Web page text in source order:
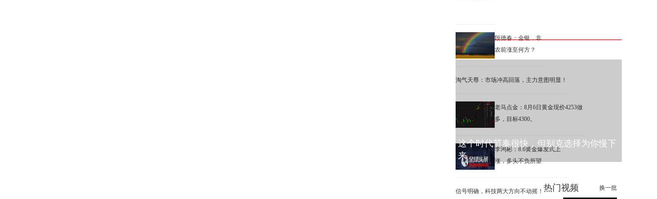
段德春：金银，非
农前涨至何方？
淘气天尊：市场冲高回落，主力意图明显！
老马点金：8月6日黄金现价4253做
多，目标4300。
李鸿彬：8.6黄金爆发式上
涨，多头不负所望
信号明确，科技两大方向不动摇！ 热门视频 换一批
这个时代节奏很快，但别克选择为你慢下
来